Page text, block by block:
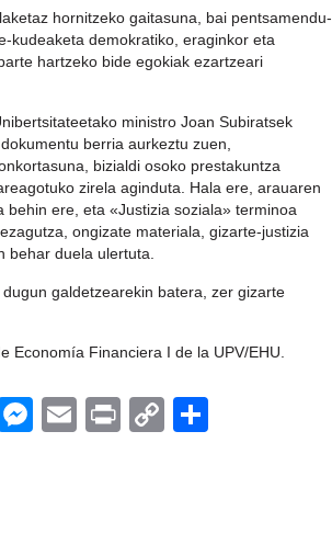
hornitzeko gaitasuna, bai pentsamendu-
kudeaketa demokratiko, eraginkor eta
hartzeko bide egokiak ezartzeari
ministro Joan Subiratsek
berria aurkeztu zuen,
bizialdi osoko prestakuntza
zirela aginduta. Hala ere, arauaren
ere, eta «Justizia soziala» terminoa
ongizate materiala, gizarte-justizia
behar duela ulertuta.
galdetzearekin batera, zer gizarte
Economía Financiera I de la UPV/EHU.
Facebook
Messenger
EmailPrintCopy